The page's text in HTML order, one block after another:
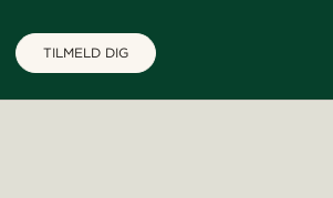
TILMELD DIG